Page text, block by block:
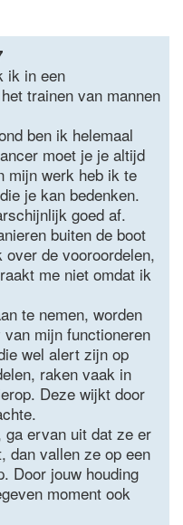
ik in een
trainen van mannen
ben ik helemaal
moet je je altijd
mijn werk heb ik te
je kan bedenken.
goed af.
buiten de boot
de vooroordelen,
me niet omdat ik
te nemen, worden
mijn functioneren
wel alert zijn op
raken vaak in
Deze wijkt door
ga ervan uit dat ze er
dan vallen ze op een
Door jouw houding
moment ook